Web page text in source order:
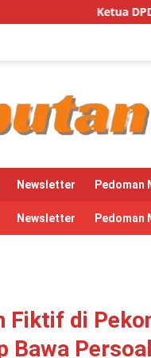
LSM KPK RI Provinsi
Newsletter Pedoman
Newsletter Pedoman
Fiktif di
Bawa